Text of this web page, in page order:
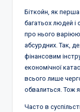
Біткойн, як
багатьох людей і
про нього
абсурдних. Так,
фінансовим
економічної
всього лише
обвалиться. Тож
Часто в